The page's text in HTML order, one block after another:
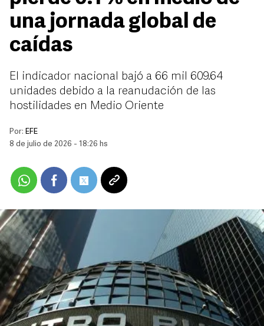
una jornada global de
caídas
El indicador nacional bajó a 66 mil 609.64
unidades debido a la reanudación de las
hostilidades en Medio Oriente
Por: EFE
8 de julio de 2026 - 18:26 hs